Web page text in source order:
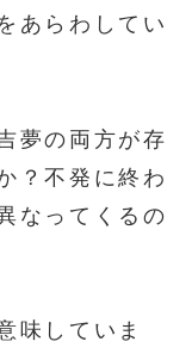
あらわしてい
夢の両方が存
？不発に終わ
なってくるの
味していま